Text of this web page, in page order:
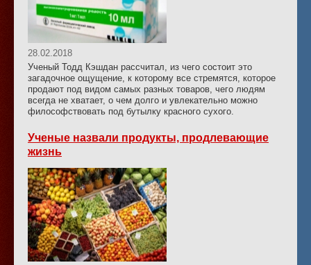
28.02.2018
Ученый Тодд Кэшдан рассчитал, из чего состоит это
загадочное ощущение, к которому все стремятся, которое
продают под видом самых разных товаров, чего людям
всегда не хватает, о чем долго и увлекательно можно
философствовать под бутылку красного сухого.
Ученые назвали продукты, продлевающие
жизнь